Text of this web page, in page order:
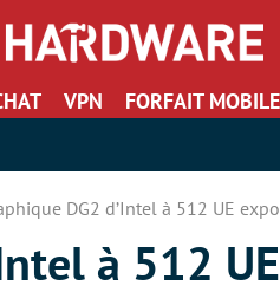
VPN FORFAIT MOBILE
DG2 d’Intel à 512 UE
à 512